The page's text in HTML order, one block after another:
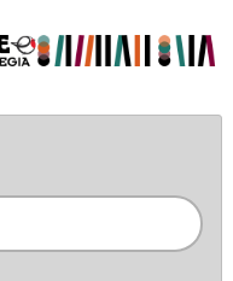
Liburutegia